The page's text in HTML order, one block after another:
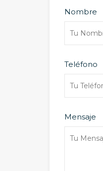
Nombre
Teléfono
Mensaje